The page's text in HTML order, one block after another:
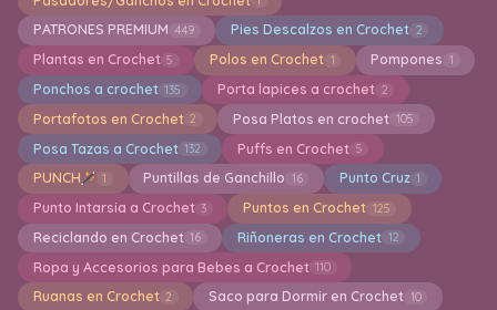
PATRONES PREMIUM 449 Pies Descalzos en Crochet 2
Plantas en Crochet 5 Polos en Crochet 1 Pompones 1
Ponchos a crochet 135 Porta lapices a crochet 2
Portafotos en Crochet 2 Posa Platos en crochet 105
Posa Tazas a Crochet 132 Puffs en Crochet 5
PUNCH 1 Puntillas de Ganchillo 16 Punto Cruz 1
Punto Intarsia a Crochet 3 Puntos en Crochet 125
Reciclando en Crochet 16 Riñoneras en Crochet 12
Ropa y Accesorios para Bebes a Crochet 110
Ruanas en Crochet 2 Saco para Dormir en Crochet 10